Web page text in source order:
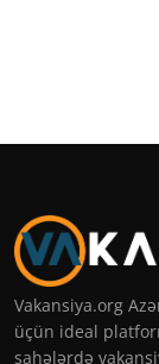
Vakansiya.org
üçün ideal
sahələrdə